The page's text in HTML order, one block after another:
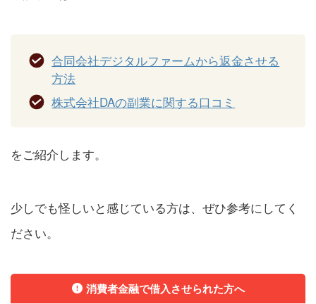
合同会社デジタルファームから返金させる
方法
株式会社DAの副業に関する口コミ
をご紹介します。
少しでも怪しいと感じている方は、ぜひ参考にしてく
ださい。
消費者金融で借入させられた方へ